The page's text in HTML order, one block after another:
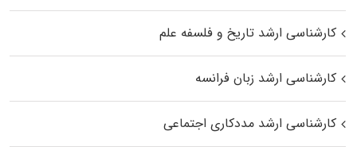
کارشناسی ارشد تاریخ و فلسفه علم
کارشناسی ارشد زبان فرانسه
کارشناسی ارشد مددکاری اجتماعی